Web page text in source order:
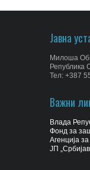
Јавна
Милоша
Република
Тел: +387
Важни
Влада
Фонд за
Агенција
ЈП